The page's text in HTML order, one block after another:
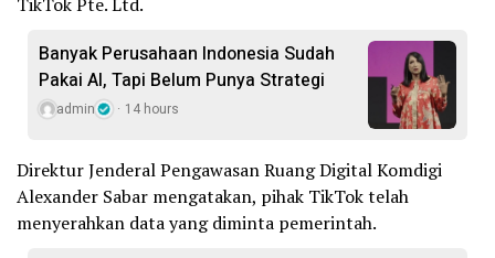
TikTok Pte. Ltd.
Banyak Perusahaan Indonesia Sudah
Pakai AI, Tapi Belum Punya Strategi
admin 14 hours
Direktur Jenderal Pengawasan Ruang Digital Komdigi
Alexander Sabar mengatakan, pihak TikTok telah
menyerahkan data yang diminta pemerintah.